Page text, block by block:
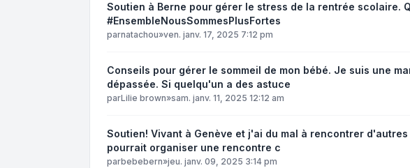
Soutien à Berne pour gérer le stress de la rentrée scolaire.
#EnsembleNousSommesPlusFortes
parnatachou»ven. janv. 17, 2025 7:12 pm
Conseils pour gérer le sommeil de mon bébé. Je suis une
dépassée. Si quelqu'un a des astuce
parLilie brown»sam. janv. 11, 2025 12:12 am
Soutien! Vivant à Genève et j'ai du mal à rencontrer
pourrait organiser une rencontre c
parbebebern»jeu. janv. 09, 2025 3:14 pm